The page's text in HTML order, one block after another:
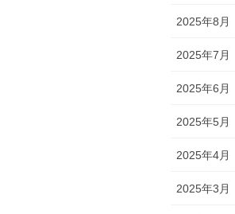
2025年8月
2025年7月
2025年6月
2025年5月
2025年4月
2025年3月